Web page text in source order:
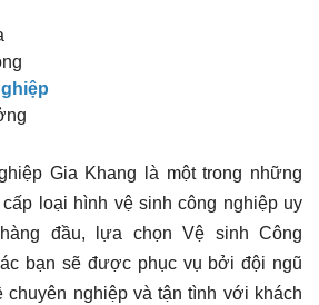
Gia Khang là một trong những
loại hình vệ sinh công nghiệp uy
đầu, lựa chọn Vệ sinh Công
bạn sẽ được phục vụ bởi đội ngũ
chuyên nghiệp và tận tình với khách